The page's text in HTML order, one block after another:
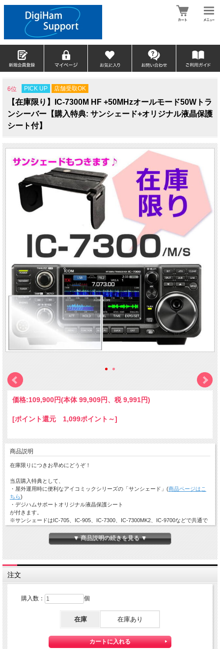
6位 PICK UP 店舗受取OK
【在庫限り】IC-7300M HF +50MHzオールモード50Wトラ
ンシーバー【購入特典: サンシェード+オリジナル液晶保護
シート付】
価格:109,900円(本体 99,909円、税 9,991円)
[ポイント還元 1,099ポイント～]
商品説明
在庫限りにつきお早めにどうぞ！
当店購入特典として、
・屋外運用時に便利なアイコミックシリーズの「サンシェード」(商品ページはこ
ちら)
・デジハムサポートオリジナル液晶保護シート
が付きます。
※サンシェードはIC-705、IC-905、IC-7300、IC-7300MK2、IC-9700などで共通で
使用できます。
高性能リアルタイムスペクトラムスコープ、
新開発のRFダイレクト・サンプリング方式を採用し
た最強のコンパクトHFトランシーバー。
主な特長
クラス最強の高性能リアルタイムスペクトラムスコープを搭載。
クラスを超越する優れたRMDR／送信波のフェーズノイズ特性を実現。
▼ 商品説明の続きを見る ▼
注文
購入数： 個
在庫 在庫あり